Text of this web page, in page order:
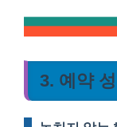
3. 예약